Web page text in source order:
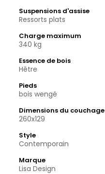
Suspensions d'assise
Ressorts plats
Charge maximum
340 kg
Essence de bois
Hêtre
Pieds
bois wengé
Dimensions du couchage
260x129
Style
Contemporain
Marque
Lisa Design